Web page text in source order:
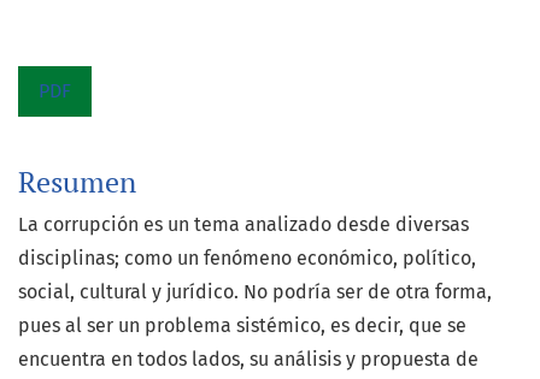
PDF
Resumen
La corrupción es un tema analizado desde diversas
disciplinas; como un fenómeno económico, político,
social, cultural y jurídico. No podría ser de otra forma,
pues al ser un problema sistémico, es decir, que se
encuentra en todos lados, su análisis y propuesta de